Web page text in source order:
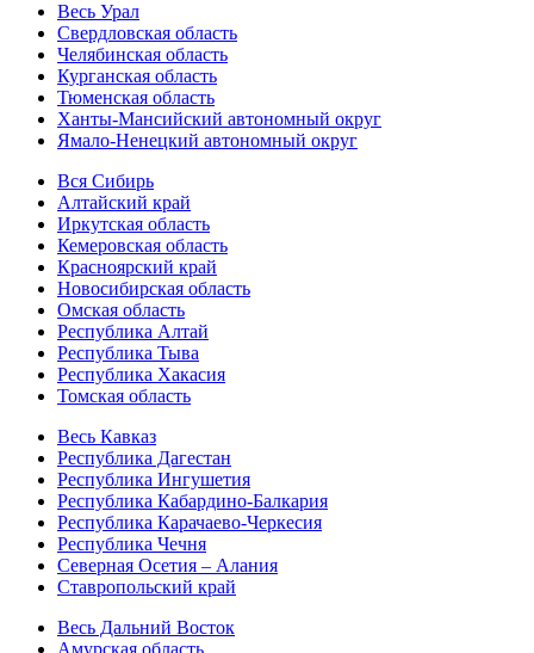
Весь Урал
Свердловская область
Челябинская область
Курганская область
Тюменская область
Ханты-Мансийский автономный округ
Ямало-Ненецкий автономный округ
Вся Сибирь
Алтайский край
Иркутская область
Кемеровская область
Красноярский край
Новосибирская область
Омская область
Республика Алтай
Республика Тыва
Республика Хакасия
Томская область
Весь Кавказ
Республика Дагестан
Республика Ингушетия
Республика Кабардино-Балкария
Республика Карачаево-Черкесия
Республика Чечня
Северная Осетия – Алания
Ставропольский край
Весь Дальний Восток
Амурская область